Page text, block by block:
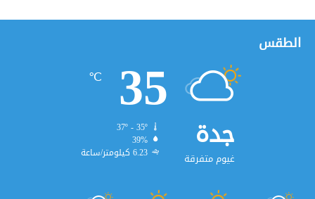
الطقس
جدة
غيوم متفرقة
35
℃
37º - 35º
39%
6.23 كيلومتر/ساعة